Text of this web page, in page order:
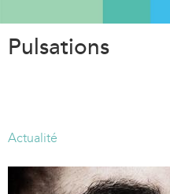
Pulsations
Actualité